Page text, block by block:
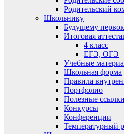
Родительский
Школьнику
Будущему
Итоговая
4 класс
ЕГЭ, ОГЭ
Учебные
Школьная форма
Правила
Портфолио
Полезные ссылки
Конкурсы
Конференции
Температурный